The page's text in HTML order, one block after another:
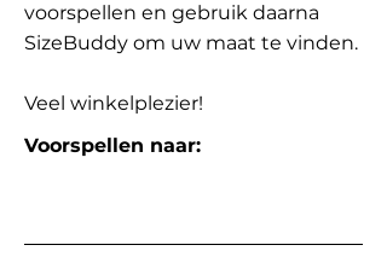
voorspellen en gebruik daarna
SizeBuddy om uw maat te vinden.
Veel winkelplezier!
Voorspellen naar: